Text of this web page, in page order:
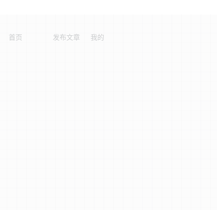
首页 发布文章 我的